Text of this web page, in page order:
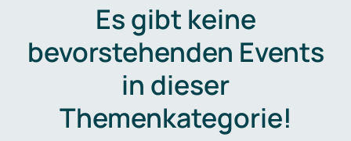
Es gibt keine
bevorstehenden Events
in dieser
Themenkategorie!